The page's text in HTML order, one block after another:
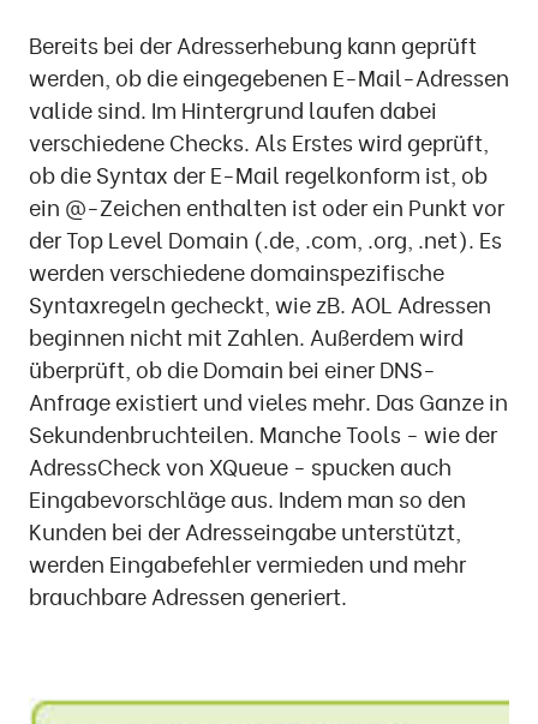
Bereits bei der Adresserhebung kann geprüft
werden, ob die eingegebenen E-Mail-Adressen
valide sind. Im Hintergrund laufen dabei
verschiedene Checks. Als Erstes wird geprüft,
ob die Syntax der E-Mail regelkonform ist, ob
ein @-Zeichen enthalten ist oder ein Punkt vor
der Top Level Domain (.de, .com, .org, .net). Es
werden verschiedene domainspezifische
Syntaxregeln gecheckt, wie zB. AOL Adressen
beginnen nicht mit Zahlen. Außerdem wird
überprüft, ob die Domain bei einer DNS-
Anfrage existiert und vieles mehr. Das Ganze in
Sekundenbruchteilen. Manche Tools - wie der
AdressCheck von XQueue - spucken auch
Eingabevorschläge aus. Indem man so den
Kunden bei der Adresseingabe unterstützt,
werden Eingabefehler vermieden und mehr
brauchbare Adressen generiert.